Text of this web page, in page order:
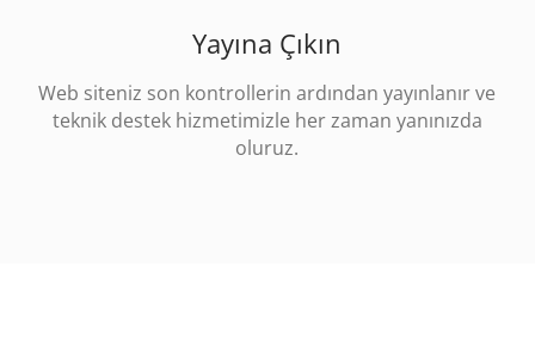
Yayına Çıkın
Web siteniz son kontrollerin ardından yayınlanır ve
teknik destek hizmetimizle her zaman yanınızda
oluruz.